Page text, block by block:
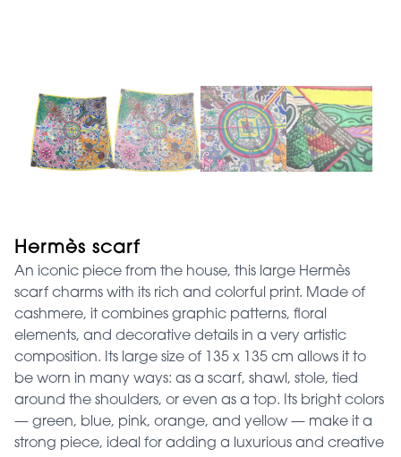
Hermès scarf
An iconic piece from the house, this large Hermès
scarf charms with its rich and colorful print. Made of
cashmere, it combines graphic patterns, floral
elements, and decorative details in a very artistic
composition. Its large size of 135 x 135 cm allows it to
be worn in many ways: as a scarf, shawl, stole, tied
around the shoulders, or even as a top. Its bright colors
— green, blue, pink, orange, and yellow — make it a
strong piece, ideal for adding a luxurious and creative